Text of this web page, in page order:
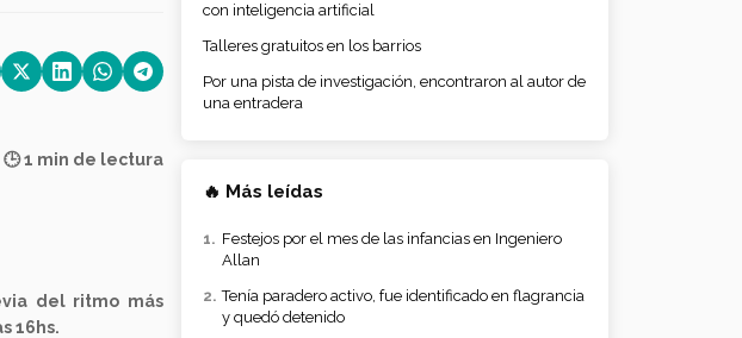
🕒 1 min de lectura
del ritmo más
16hs.
con inteligencia artificial
Talleres gratuitos en los barrios
Por una pista de investigación, encontraron al autor de
una entradera
🔥 Más leídas
Festejos por el mes de las infancias en Ingeniero
Allan
Tenía paradero activo, fue identificado en flagrancia
y quedó detenido